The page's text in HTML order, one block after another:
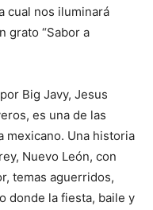
cual nos iluminará
grato “Sabor a
Big Javy, Jesus
es una de las
mexicano. Una historia
Nuevo León, con
temas aguerridos,
donde la fiesta, baile y